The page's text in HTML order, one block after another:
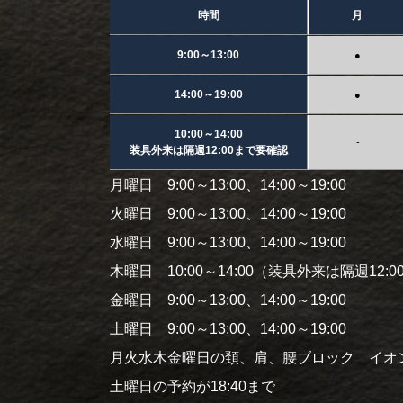
時間 月
9:00～13:00 ●
14:00～19:00 ●
10:00～14:00
装具外来は隔週12:00まで要確認
-
月曜日 9:00～13:00、14:00～19:00
火曜日 9:00～13:00、14:00～19:00
水曜日 9:00～13:00、14:00～19:00
木曜日 10:00～14:00（装具外来は隔週
金曜日 9:00～13:00、14:00～19:00
土曜日 9:00～13:00、14:00～19:00
月火水木金曜日の頚、肩、腰ブロック イオ
土曜日の予約が18:40まで